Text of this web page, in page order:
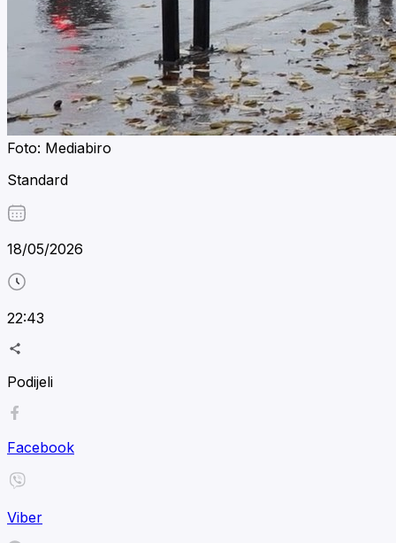
Foto: Mediabiro
Standard
18/05/2026
22:43
Podijeli
Facebook
Viber